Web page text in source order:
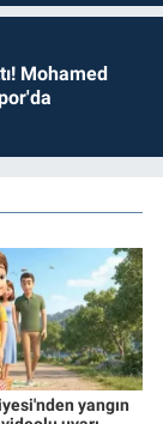
Mohamed
yangın